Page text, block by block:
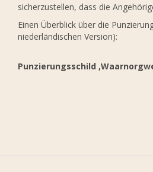
sicherzustellen, dass die
Einen Überblick über die
niederländischen Version):
Punzierungsschild